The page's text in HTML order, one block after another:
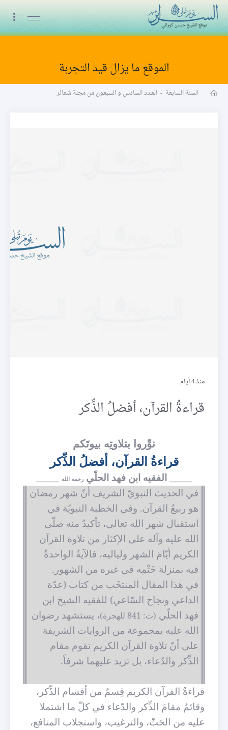
البث المباشر
الموقع ما يزال قيد التجربة
السنة السابعة - العـدد السادس و السبعون من مجلة شعائر
منذ 4 أيام
قراءةُ القرآن، أفضلُ الذِّكر
نوِّروا بتلاوتِه بيوتَكم
قراءةُ القرآن، أفضلُ الذِّكر
_____ الفقيه ابن فهد الحلّيرحمه الله
في الحديث النبويّ الشريف أنّ شهر رمضان
هو ربيعُ القرآن. وفي الخطبة النبويّة في
استقبال شهر الله تعالى، تأكيدٌ منه صلّى
الله عليه وآله على الإكثار من تلاوة القرآن
الكريم أيّامَ الشهر ولياليه، فالآيةُ الواحدةُ
فيه بمنزلة خَتْمِه في غيره من الشهور.
في هذا المقال المنتخَب من كتاب (عدّة
الداعي ونجاح السّاعي) للفقيه الشيخ ابن
فهد الحلّي (ت: 841 للهجرة)
، يستشهد رضوان
الله عليه بمجموعة من الروايات الشريفة
على أنّ تلاوة القرآن الكريم تقوم مقام
الذِّكر والدّعاء، بل تزيد عليهما شرفاً.
قراءةُ القرآن الكريم قِسمٌ من أقسام الذِّكر،
وقائمٌ مقامَ الذِّكر والدّعاء في كلّ ما اشتملا
عليه من الحَثّ، والترغيب، واستجلاب المنافع،